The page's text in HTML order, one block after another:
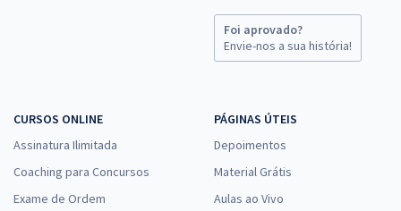
Foi aprovado?
Envie-nos a sua história!
CURSOS ONLINE
Assinatura Ilimitada
Coaching para Concursos
Exame de Ordem
PÁGINAS ÚTEIS
Depoimentos
Material Grátis
Aulas ao Vivo